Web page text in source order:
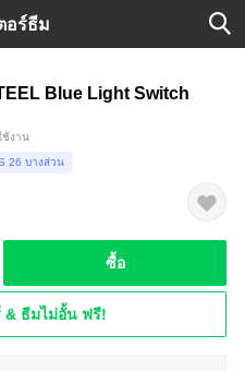
อร์ธีม
Blue Light Switch
ช้งาน
26 บางส่วน
ซื้อ
& ธีมไม่อั้น ฟรี!